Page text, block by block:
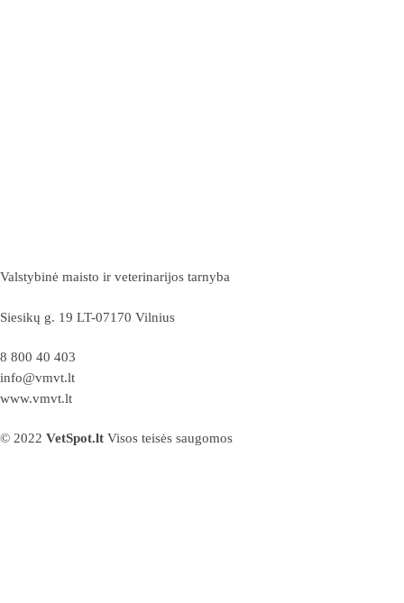
Valstybinė maisto ir veterinarijos tarnyba
Siesikų g. 19 LT-07170 Vilnius
8 800 40 403
info@vmvt.lt
www.vmvt.lt
© 2022 VetSpot.lt Visos teisės saugomos